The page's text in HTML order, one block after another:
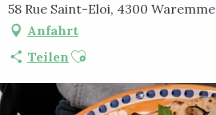
58 Rue Saint-Eloi, 4300 Waremme
Anfahrt
Teilen Ajouter aux favoris